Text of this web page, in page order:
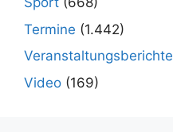
Termine (1.442)
Veranstaltungsberichte
Video (169)